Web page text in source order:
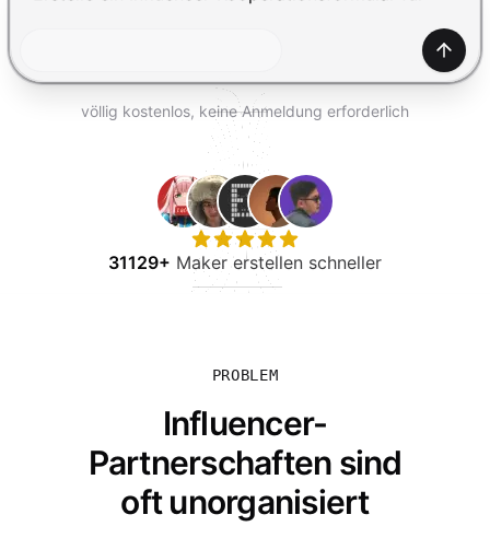
völlig kostenlos, keine Anmeldung erforderlich
31129+ Maker erstellen schneller
PROBLEM
Influencer-
Partnerschaften sind
oft unorganisiert